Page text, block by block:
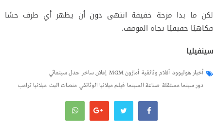
لكن ما بدا مزحة خفيفة انتهى دون أن يظهر أي طرف حسًا
فكاهيًا حقيقيًا تجاه الموقف.
سينفيليا
أخبار هوليوود أفلام وثائقية أمازون MGM إعلان ساخر جدل سينمائي
دور سينما مستقلة صناعة السينما فيلم ميلانيا الوثائقي منصات البث ميلانيا ترامب